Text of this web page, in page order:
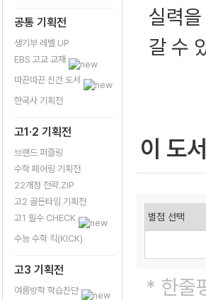
공통 기획전
생기부 레벨 UP
EBS 고교 교재
따끈따끈 신간 도서
한국사 기획전
고1·2 기획전
브랜드 퍼즐링
수학 페어링 기획전
22개정 전략.ZIP
고2 골든타임 기획전
고1 필수 CHECK
수능 수학 킥(KICK)
고3 기획전
여름방학 학습진단
실력
갈 수
이 도
* 한줄